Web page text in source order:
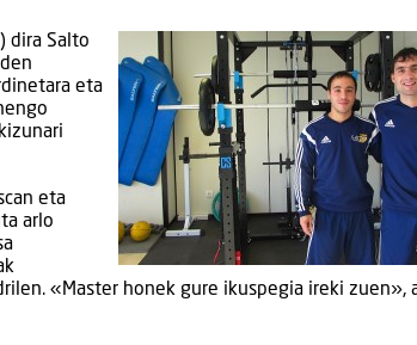
dira Salto
eta
eta
arlo
«Master honek gure ikuspegia ireki zuen»,